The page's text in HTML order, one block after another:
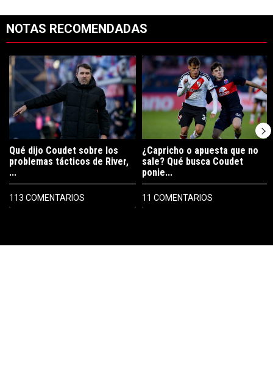
NOTAS RECOMENDADAS
Un artículo de tendencia con el título "Qué dijo Coudet sobre los
Qué dijo Coudet sobre los
problemas tácticos de River,
...
113 COMENTARIOS
Un artículo de tendencia con el
¿Capricho o apuesta que no
sale? Qué busca Coudet
ponie...
11 COMENTARIOS